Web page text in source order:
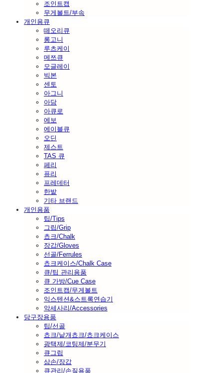
조인트캡
무게볼트/부속
개인용큐
떼오리큐
롱고니
루츠케이
메쯔큐
모글레이
빅본
센토
아그니
아담
아큐로
에보
에이블큐
오딘
제스트
TAS 큐
페리
퓨리
프레데터
한밭
기타 브랜드
개인용품
팁/Tips
그립/Grip
쵸크/Chalk
장갑/Gloves
선골/Ferrules
쵸크케이스/Chalk Case
큐/팁 관리용품
큐 가방/Cue Case
조인트캡/무게볼트
익스텐션&스트록연습기
악세사리/Accessories
당구장용품
팁/선골
쵸크/낱개쵸크/쵸크케이스
광택제/코팅제/분무기
큐그립
삼손/장갑
큐관리/손질용품